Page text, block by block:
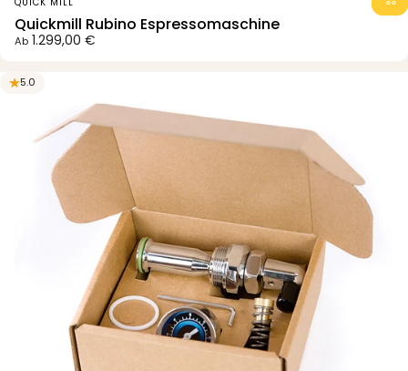
Quickmill Rubino Espressomaschine
Ab 1.299,00 €
5.0